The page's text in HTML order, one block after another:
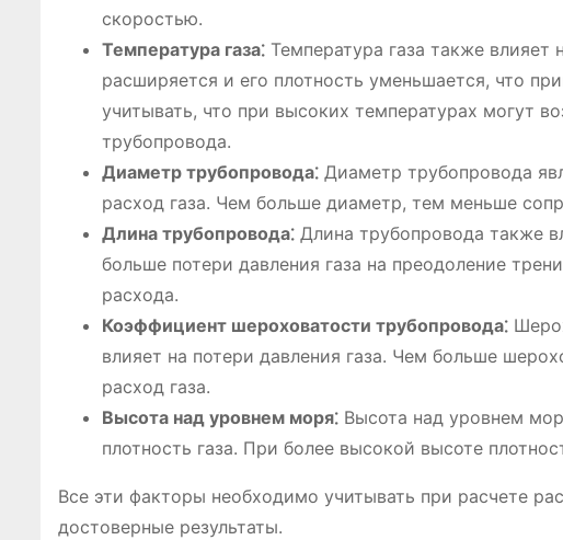
скоростью.
Температура газа⁚ Температура газа также
расширяется и его плотность уменьшается, что
учитывать, что при высоких температурах могут
трубопровода.
Диаметр трубопровода⁚ Диаметр трубопровода
расход газа. Чем больше диаметр, тем меньше
Длина трубопровода⁚ Длина трубопровода также
больше потери давления газа на преодоление
расхода.
Коэффициент шероховатости трубопровода⁚
влияет на потери давления газа. Чем больше
расход газа.
Высота над уровнем моря⁚ Высота над уровнем
плотность газа. При более высокой высоте
Все эти факторы необходимо учитывать при расчете
достоверные результаты.